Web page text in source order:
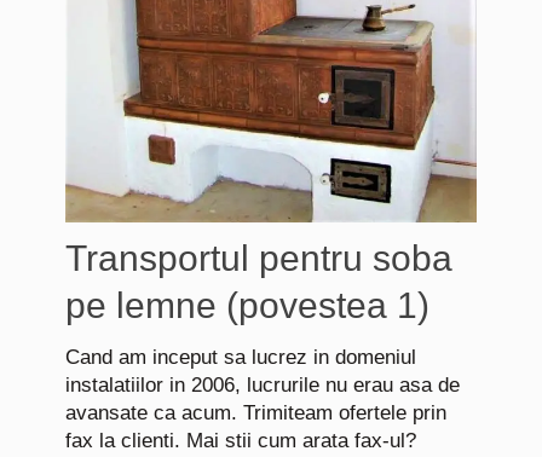
Transportul pentru soba
pe lemne (povestea 1)
Cand am inceput sa lucrez in domeniul
instalatiilor in 2006, lucrurile nu erau asa de
avansate ca acum. Trimiteam ofertele prin
fax la clienti. Mai stii cum arata fax-ul?